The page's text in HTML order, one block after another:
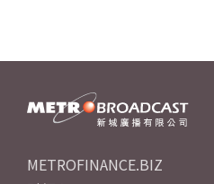
METROFINANCE.BIZ